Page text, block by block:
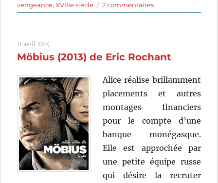
vengeance,XVIIIe siècle 2 commentairessur
Mademoiselle
de
Mouret
11 avril 2014
Möbius (2013) de Eric Rochant
Alice réalise brillamment
placements et autres
montages financiers
pour le compte d’une
banque monégasque.
Elle est approchée par
une petite équipe russe
qui désire la recruter